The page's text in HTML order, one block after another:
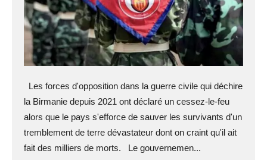
Les forces d'opposition dans la guerre civile qui déchire
la Birmanie depuis 2021 ont déclaré un cessez-le-feu
alors que le pays s'efforce de sauver les survivants d'un
tremblement de terre dévastateur dont on craint qu'il ait
fait des milliers de morts. Le gouvernemen...